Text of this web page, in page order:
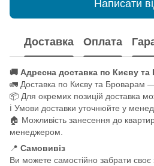
Написати
Доставка Оплата
🚚 Адресна доставка по Києву
🚛 Доставка по Києву та Броварам
📦 Для окремих позицій доставка
ℹ️ Умови доставки уточнюйте у
🏠 Можливість занесення до
менеджером.
📍 Самовивіз
Ви можете самостійно забрати